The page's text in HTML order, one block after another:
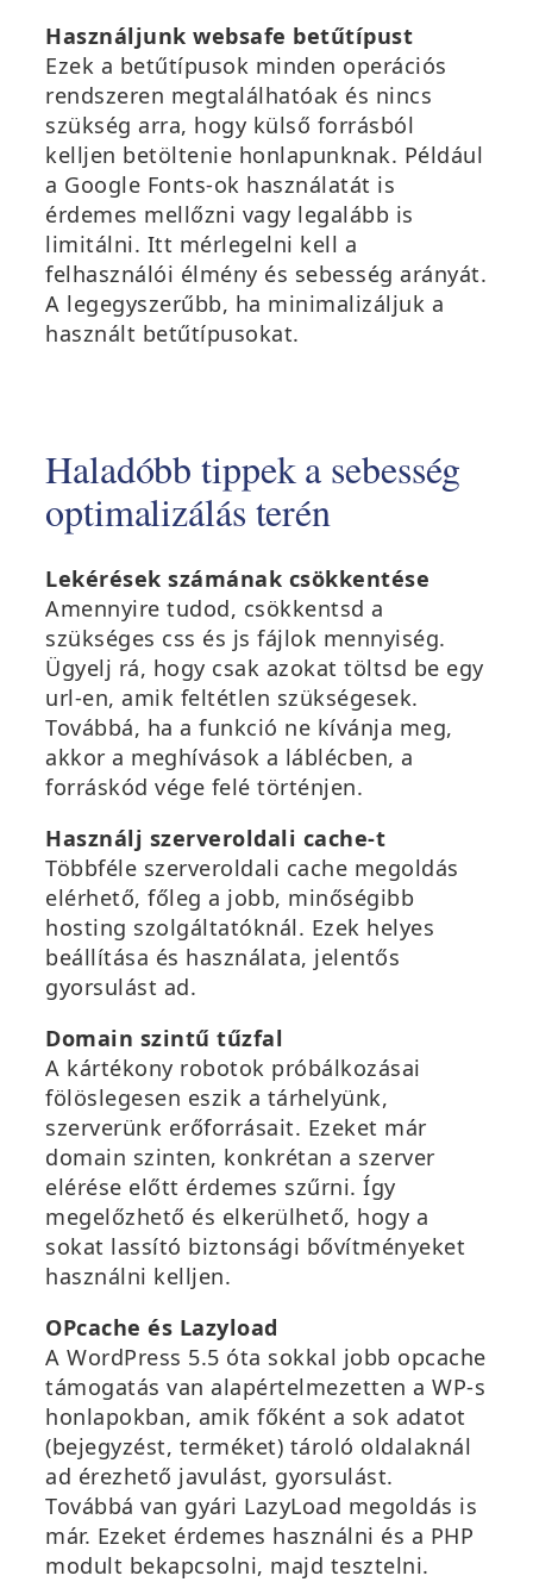
Használjunk websafe betűtípust
Ezek a betűtípusok minden operációs
rendszeren megtalálhatóak és nincs
szükség arra, hogy külső forrásból
kelljen betöltenie honlapunknak. Például
a Google Fonts-ok használatát is
érdemes mellőzni vagy legalább is
limitálni. Itt mérlegelni kell a
felhasználói élmény és sebesség arányát.
A legegyszerűbb, ha minimalizáljuk a
használt betűtípusokat.
Haladóbb tippek a sebesség
optimalizálás terén
Lekérések számának csökkentése
Amennyire tudod, csökkentsd a
szükséges css és js fájlok mennyiség.
Ügyelj rá, hogy csak azokat töltsd be egy
url-en, amik feltétlen szükségesek.
Továbbá, ha a funkció ne kívánja meg,
akkor a meghívások a láblécben, a
forráskód vége felé történjen.
Használj szerveroldali cache-t
Többféle szerveroldali cache megoldás
elérhető, főleg a jobb, minőségibb
hosting szolgáltatóknál. Ezek helyes
beállítása és használata, jelentős
gyorsulást ad.
Domain szintű tűzfal
A kártékony robotok próbálkozásai
fölöslegesen eszik a tárhelyünk,
szerverünk erőforrásait. Ezeket már
domain szinten, konkrétan a szerver
elérése előtt érdemes szűrni. Így
megelőzhető és elkerülhető, hogy a
sokat lassító biztonsági bővítményeket
használni kelljen.
OPcache és Lazyload
A WordPress 5.5 óta sokkal jobb opcache
támogatás van alapértelmezetten a WP-s
honlapokban, amik főként a sok adatot
(bejegyzést, terméket) tároló oldalaknál
ad érezhető javulást, gyorsulást.
Továbbá van gyári LazyLoad megoldás is
már. Ezeket érdemes használni és a PHP
modult bekapcsolni, majd tesztelni.